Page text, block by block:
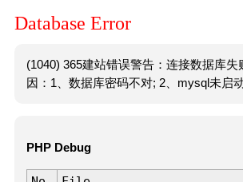
Database Error
(1040) 365建站错误警告：连接数据库失
因：1、数据库密码不对; 2、mysql未启动
PHP Debug